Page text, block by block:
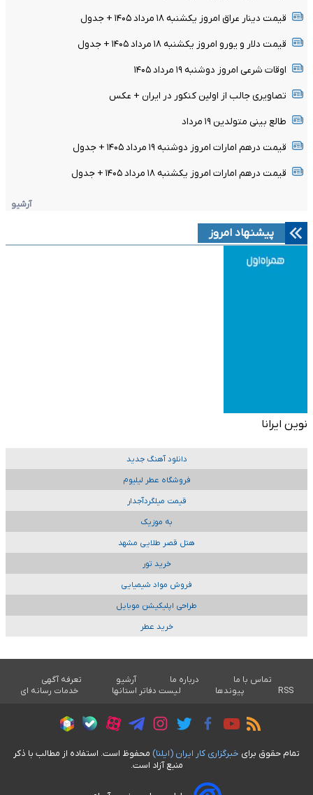
قیمت دینار عراق امروز یکشنبه ۱۸ مرداد ۱۴۰۵ + جدول
قیمت دلار و یورو امروز یکشنبه ۱۸ مرداد ۱۴۰۵ + جدول
اوقات شرعی امروز دوشنبه ۱۹ مرداد ۱۴۰۵
تصاویری جالب از اولین کنکور در ایران + عکس
طالع بینی متولدین ۱۹ مرداد
قیمت درهم امارات امروز دوشنبه ۱۹ مرداد ۱۴۰۵ + جدول
قیمت درهم امارات امروز یکشنبه ۱۸ مرداد ۱۴۰۵ + جدول
آرشیو
پیشنهاد امروز
نوین ایرانا
دانلود آهنگ جدید
فروشگاه عطر لیلیوم
قیمت میلگردآجدار
به موزیک
هتل قصر طلایی مشهد
خرید تور
فروش مواد شیمیایی
طراحی اپلیکیشن موبایل
خرید عطر
تماس با ما درباره ما آرشیو
تعرفه آگهی
RSS
پیوندها لیست دفاتر استانها خدمات رسانه ای
تمام حقوق برای خبرگزاری کار ايران (ايلنا) محفوظ است. استفاده از مطالب با ذکر
منبع آزاد است.